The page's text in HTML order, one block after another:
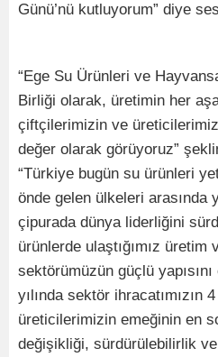
Günü’nü kutluyorum” diye
“Ege Su Ürünleri ve
Birliği olarak, üretimin her
çiftçilerimizin ve
değer olarak görüyoruz”
“Türkiye bugün su ürünleri
önde gelen ülkeleri arasında
çipurada dünya liderliğini
ürünlerde ulaştığımız üretim
sektörümüzün güçlü
yılında sektör ihracatımızın
üreticilerimizin emeğinin en
değişikliği, sürdürülebilirlik